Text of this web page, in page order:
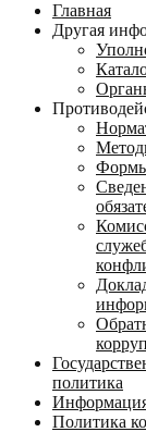
Главная
Другая
Формы
политика
Политика